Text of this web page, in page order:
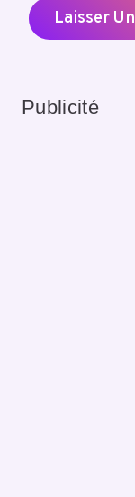
Publicité